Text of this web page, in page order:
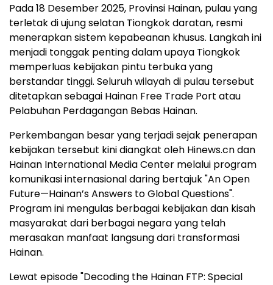
Pada 18 Desember 2025, Provinsi Hainan, pulau yang
terletak di ujung selatan Tiongkok daratan, resmi
menerapkan sistem kepabeanan khusus. Langkah ini
menjadi tonggak penting dalam upaya Tiongkok
memperluas kebijakan pintu terbuka yang
berstandar tinggi. Seluruh wilayah di pulau tersebut
ditetapkan sebagai Hainan Free Trade Port atau
Pelabuhan Perdagangan Bebas Hainan.
Perkembangan besar yang terjadi sejak penerapan
kebijakan tersebut kini diangkat oleh Hinews.cn dan
Hainan International Media Center melalui program
komunikasi internasional daring bertajuk "An Open
Future—Hainan’s Answers to Global Questions".
Program ini mengulas berbagai kebijakan dan kisah
masyarakat dari berbagai negara yang telah
merasakan manfaat langsung dari transformasi
Hainan.
Lewat episode "Decoding the Hainan FTP: Special